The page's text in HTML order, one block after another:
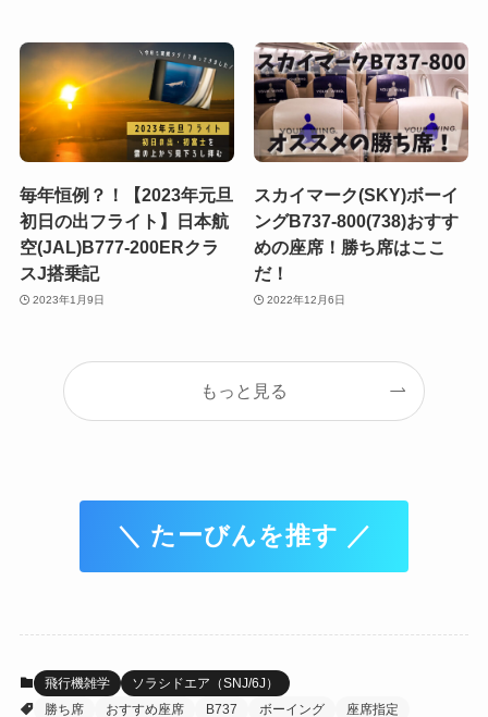
毎年恒例？！【2023年元旦
初日の出フライト】日本航
空(JAL)B777-200ERクラ
スJ搭乗記
2023年1月9日
スカイマーク(SKY)ボーイ
ングB737-800(738)おすす
めの座席！勝ち席はここ
だ！
2022年12月6日
もっと見る
＼ たーびんを推す ／
飛行機雑学
ソラシドエア（SNJ/6J）
勝ち席
おすすめ座席 B737 ボーイング 座席指定